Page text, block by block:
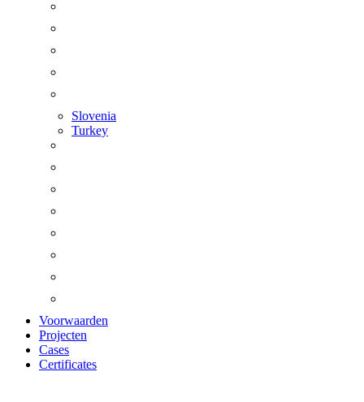
Slovenia
Turkey
Voorwaarden
Projecten
Cases
Certificates